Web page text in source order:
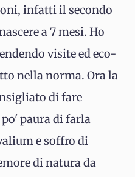
infatti il secondo
a 7 mesi. Ho
visite ed eco-
nella norma. Ora la
di fare
paura di farla
e soffro di
di natura da